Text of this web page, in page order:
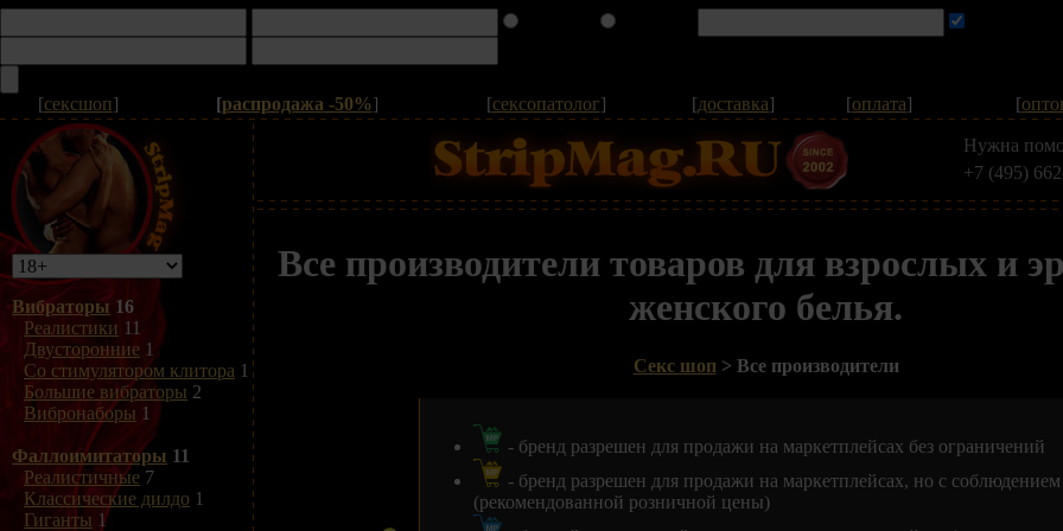
[сексшоп] [распродажа -50%] [сексопатолог] [доставка] [оплата] [
Вибраторы 16
Реалистики 11
Двусторонние 1
Со стимулятором клитора 1
Большие вибраторы 2
Вибронаборы 1
Фаллоимитаторы 11
Реалистичные 7
Классические дилдо 1
Гиганты 1
Нужна
+7 (495)
Все производители товаров для взрослых и
женского белья.
Секс шоп> Все производители
- бренд разрешен для продажи на маркетплейсах без ограничений
- бренд разрешен для продажи на маркетплейсах, но с
(рекомендованной розничной цены)